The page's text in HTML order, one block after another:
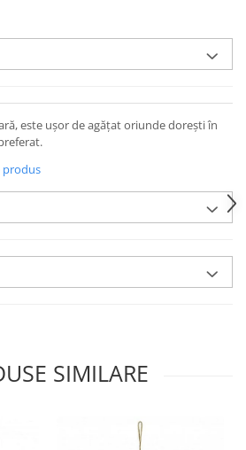
este ușor de agățat oriunde dorești în
SIMILARE